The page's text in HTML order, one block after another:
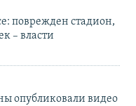
поврежден стадион,
– власти
опубликовали видео